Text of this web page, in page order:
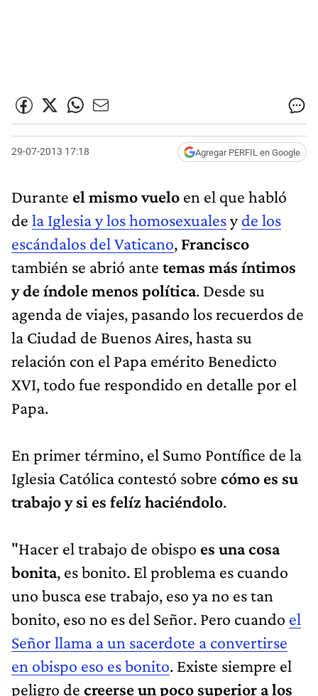
29-07-2013 17:18 Agregar PERFIL en Google
Durante el mismo vuelo en el que habló
de la Iglesia y los homosexualesyde los
escándalos del Vaticano, Francisco
también se abrió ante temas más íntimos
y de índole menos política. Desde su
agenda de viajes, pasando los recuerdos de
la Ciudad de Buenos Aires, hasta su
relación con el Papa emérito Benedicto
XVI, todo fue respondido en detalle por el
Papa.
En primer término, el Sumo Pontífice de la
Iglesia Católica contestó sobre cómo es su
trabajo y si es felíz haciéndolo.
"Hacer el trabajo de obispo es una cosa
bonita, es bonito. El problema es cuando
uno busca ese trabajo, eso ya no es tan
bonito, eso no es del Señor. Pero cuando el
Señor llama a un sacerdote a convertirse
en obispo eso es bonito. Existe siempre el
peligro de creerse un poco superior a los